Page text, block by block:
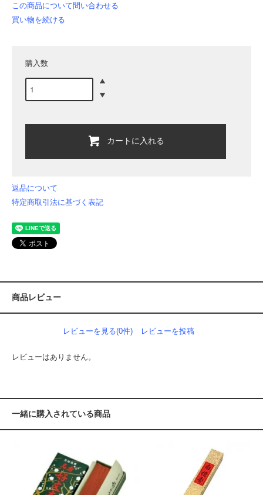
この商品について問い合わせる
買い物を続ける
購入数
カートに入れる
返品について
特定商取引法に基づく表記
商品レビュー
レビューを見る(0件) レビューを投稿
レビューはありません。
一緒に購入されている商品